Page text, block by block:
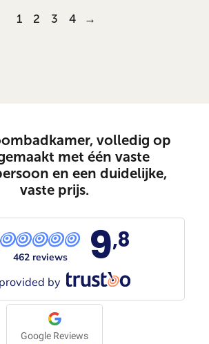
1 2 3 4 →
volledig op
met één vaste
en een duidelijke,
vaste prijs.
462 reviews 9,8
provided by
Google Reviews